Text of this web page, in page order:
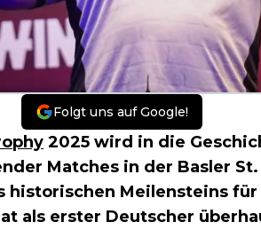
Folgt uns auf Google!
2025 wird in die
Matches in der Basler
historischen Meilensteins
als erster Deutscher